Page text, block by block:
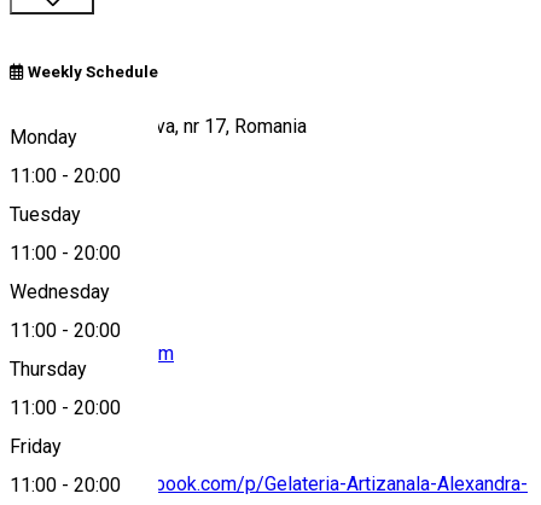
Weekly Schedule
Monday
11:00 - 20:00
Tuesday
11:00 - 20:00
Wednesday
11:00 - 20:00
Thursday
11:00 - 20:00
Friday
11:00 - 20:00
Calea Unirii, Craiova, nr 17, Romania
Map
bburca@yahoo.com
https://www.facebook.com/p/Gelateria-Artizanala-Alexandra-